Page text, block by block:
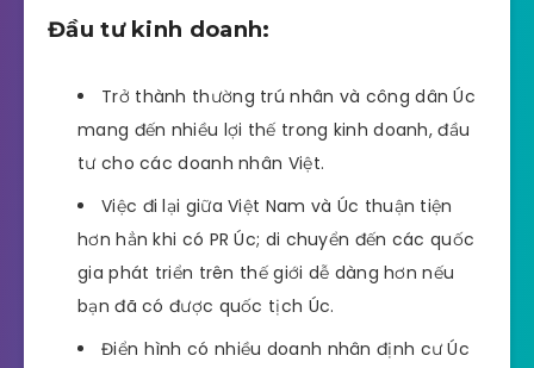
Đầu tư kinh doanh:
Trở thành thường trú nhân và công dân Úc
mang đến nhiều lợi thế trong kinh doanh, đầu
tư cho các doanh nhân Việt.
Việc đi lại giữa Việt Nam và Úc thuận tiện
hơn hẳn khi có PR Úc; di chuyển đến các quốc
gia phát triển trên thế giới dễ dàng hơn nếu
bạn đã có được quốc tịch Úc.
Điển hình có nhiều doanh nhân định cư Úc